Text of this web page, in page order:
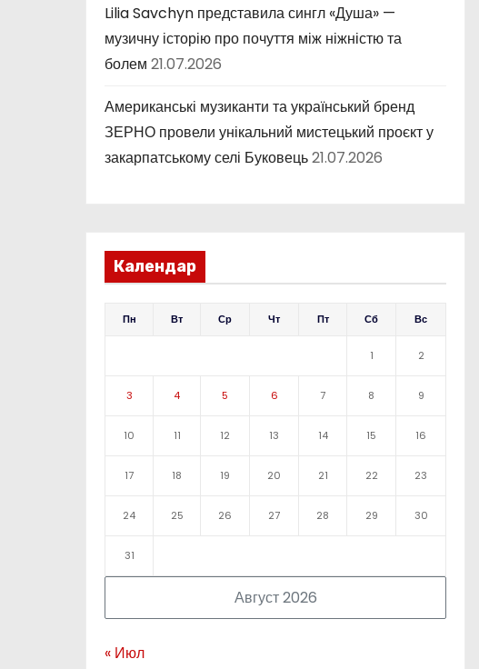
Lilia Savchyn представила сингл «Душа» —
музичну історію про почуття між ніжністю та
болем 21.07.2026
Американські музиканти та український бренд
ЗЕРНО провели унікальний мистецький проєкт у
закарпатському селі Буковець21.07.2026
Календар
Август 2026
Пн Вт Ср Чт Пт Сб Вс
1 2
3 4 5 6 7 8 9
10 11 12 13 14 15 16
17 18 19 20 21 22 23
24 25 26 27 28 29 30
31
« Июл